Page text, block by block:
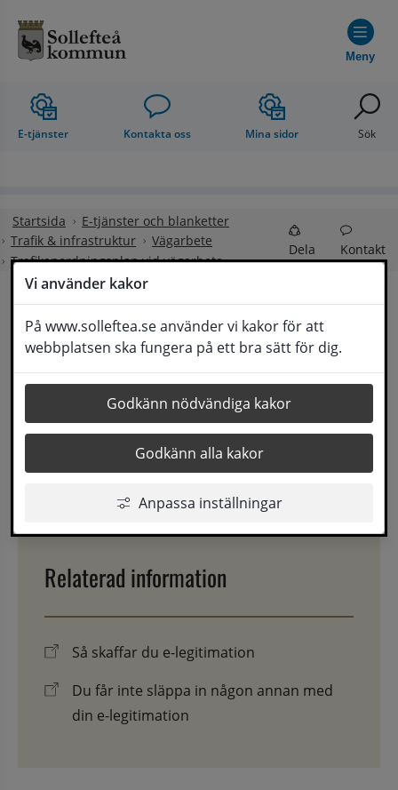
Vi använder kakor
På www.solleftea.se använder vi kakor för att
webbplatsen ska fungera på ett bra sätt för dig.
Godkänn nödvändiga kakor
Godkänn alla kakor
Anpassa inställningar
Meny
E-tjänster Kontakta oss Mina sidor Sök
Startsida
E-tjänster och blanketter
Trafik & infrastruktur
Vägarbete
Trafikanordningsplan vid vägarbete
Dela Kontakt
Trafikanordningsplan
vid vägarbete
E-tjänst
Relaterad information
Så skaffar du e-legitimation
Du får inte släppa in någon annan med
din e-legitimation